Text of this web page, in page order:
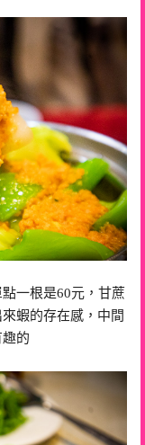
一根是60元，甘蔗
蝦的存在感，中間
的